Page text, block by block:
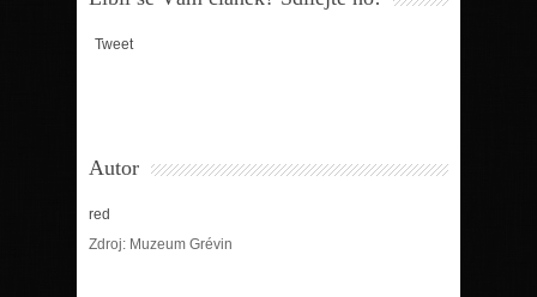
Tweet
Autor
red
Zdroj: Muzeum Grévin